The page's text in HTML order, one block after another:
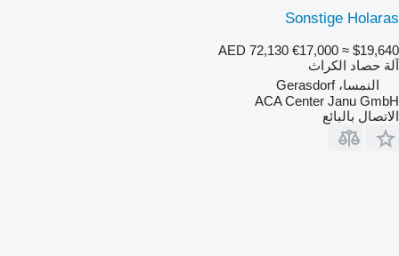
Sonstige Holaras
AED 72,130 €17,000 ≈ $19,640
آلة حصاد الكراث
النمسا، Gerasdorf
ACA Center Janu GmbH
الاتصال بالبائع